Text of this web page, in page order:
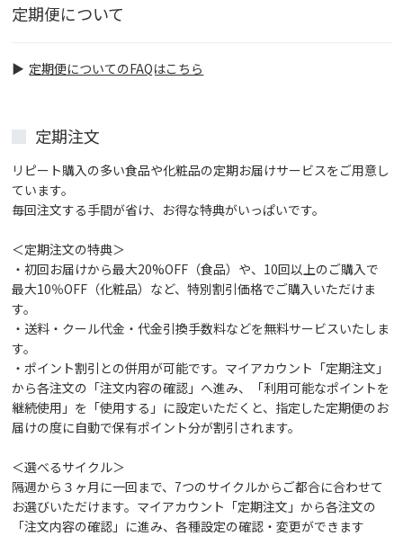
商品代金の合計が税込み7,700円以上、または送料無
ポンの割引を利用しても送料・代引手数料が加算され
について
定期便について
定期便についてのFAQはこちら
定期注文
リピート購入の多い食品や化粧品の定期お届けサービスをご用意し
ています。
毎回注文する手間が省け、お得な特典がいっぱいです。
＜定期注文の特典＞
・初回お届けから最大20%OFF（食品）や、10回以上のご購入で
最大10％OFF（化粧品）など、特別割引価格でご購入いただけま
す。
・送料・クール代金・代金引換手数料などを無料サービスいたしま
す。
・ポイント割引との併用が可能です。マイアカウント「定期注文」
から各注文の「注文内容の確認」へ進み、「利用可能なポイントを
継続使用」を「使用する」に設定いただくと、指定した定期便のお
届けの度に自動で保有ポイント分が割引されます。
＜選べるサイクル＞
隔週から３ヶ月に一回まで、7つのサイクルからご都合に合わせて
お選びいただけます。マイアカウント「定期注文」から各注文の
「注文内容の確認」に進み、各種設定の確認・変更ができます